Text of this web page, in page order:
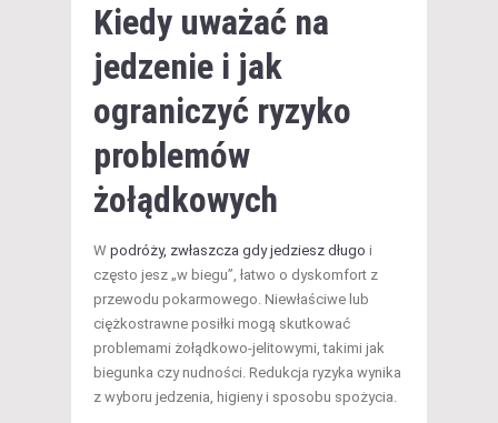
Kiedy uważać na
jedzenie i jak
ograniczyć ryzyko
problemów
żołądkowych
W podróży, zwłaszcza gdy jedziesz długo i
często jesz „w biegu”, łatwo o dyskomfort z
przewodu pokarmowego. Niewłaściwe lub
ciężkostrawne posiłki mogą skutkować
problemami żołądkowo-jelitowymi, takimi jak
biegunka czy nudności. Redukcja ryzyka wynika
z wyboru jedzenia, higieny i sposobu spożycia.